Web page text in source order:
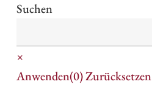
Suchen
×
Anwenden(0)Zurücksetzen